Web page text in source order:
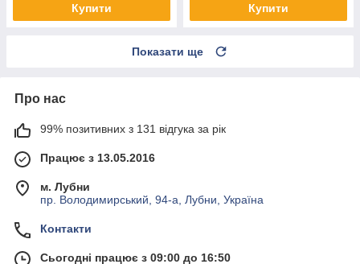
Купити Купити
Показати ще
Про нас
99% позитивних з 131 відгука за рік
Працює з 13.05.2016
м. Лубни
пр. Володимирський, 94-а, Лубни, Україна
Контакти
Сьогодні працює з 09:00 до 16:50